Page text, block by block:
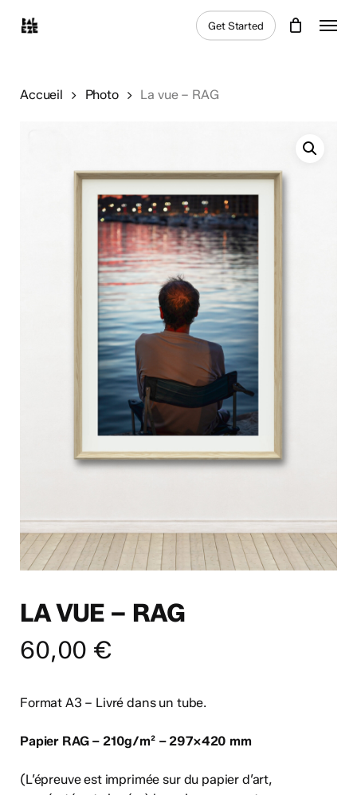
Get Started Menu
Accueil Photo La vue – RAG
LA VUE – RAG
60,00 €
Format A3 – Livré dans un tube.
Papier RAG – 210g/m² – 297×420 mm
(L’épreuve est imprimée sur du papier d’art,